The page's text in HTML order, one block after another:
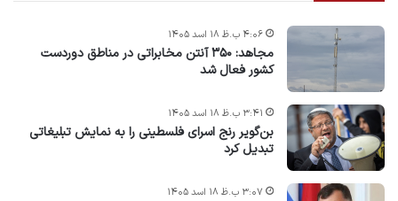
مجاهد: ۳۵۰ آنتن مخابراتی در مناطق دوردست
کشور فعال شد
۴:۰۶ ب.ظ ۱۸ اسد ۱۴۰۵
بن‌گویر رنج اسرای فلسطینی را به نمایش تبلیغاتی
تبدیل کرد
۳:۴۱ ب.ظ ۱۸ اسد ۱۴۰۵
۳:۰۷ ب.ظ ۱۸ اسد ۱۴۰۵